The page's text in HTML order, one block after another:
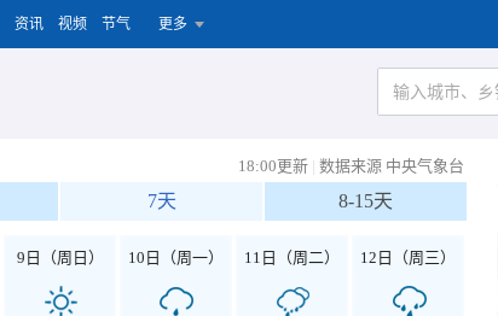
资讯 视频 节气 更多
18:00更新 | 数据来源 中央气象台
7天 8-15天
9日（周日） 10日（周一） 11日（周二） 12日（周三）